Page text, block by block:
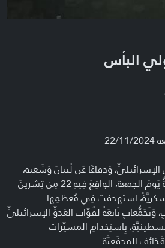
البأس
وَدِفاعًا عَن لُبنانَ وَشَعبِهِ،
نَفَّذَتِ المُقاوَمةُ الإِسلاميَّةُ يَومَ الجمعة، الواقِعَ فِيهِ 22 مِن تِشرينَ
38 عَمَلِيَّةً عَسكَرِيَّةً، استَهدَفَت فِي مُعظَمِها
تَابِعَةً لِقُوّاتِ العَدوِّ الإِسرائيليِّ
بِاستِخدامِ المسيّرات
المَدفَعِيَّةِ.